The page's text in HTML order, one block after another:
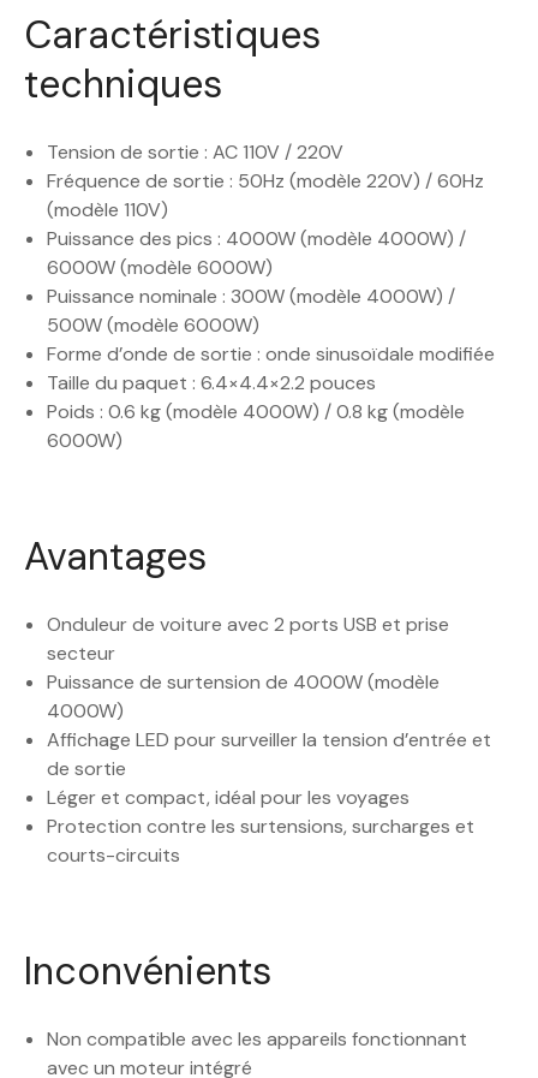
Caractéristiques
techniques
Tension de sortie : AC 110V / 220V
Fréquence de sortie : 50Hz (modèle 220V) / 60Hz
(modèle 110V)
Puissance des pics : 4000W (modèle 4000W) /
6000W (modèle 6000W)
Puissance nominale : 300W (modèle 4000W) /
500W (modèle 6000W)
Forme d’onde de sortie : onde sinusoïdale modifiée
Taille du paquet : 6.4×4.4×2.2 pouces
Poids : 0.6 kg (modèle 4000W) / 0.8 kg (modèle
6000W)
Avantages
Onduleur de voiture avec 2 ports USB et prise
secteur
Puissance de surtension de 4000W (modèle
4000W)
Affichage LED pour surveiller la tension d’entrée et
de sortie
Léger et compact, idéal pour les voyages
Protection contre les surtensions, surcharges et
courts-circuits
Inconvénients
Non compatible avec les appareils fonctionnant
avec un moteur intégré